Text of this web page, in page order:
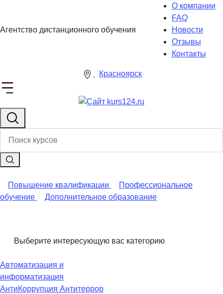
Агентство дистанционного обучения
О компании
FAQ
Новости
Отзывы
Контакты
Красноярск
Повышение квалификации
Профессиональное
обучение
Дополнительное образование
Выберите интересующую вас категорию
Автоматизация и
информатизация
АнтиКоррупция Антитеррор